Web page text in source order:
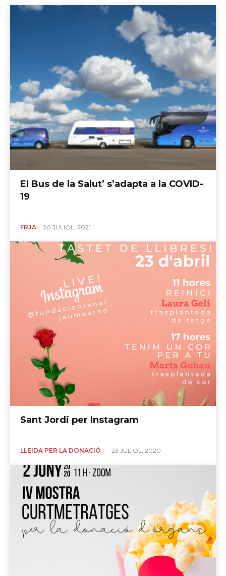
El Bus de la Salut’ s’adapta a la COVID-
19
FRJA 20 JULIOL, 2021
Sant Jordi per Instagram
LLEIDA PER LA DONACIÓ - 23 JULIOL, 2020